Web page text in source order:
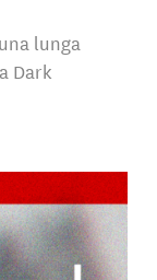
lunga
Dark